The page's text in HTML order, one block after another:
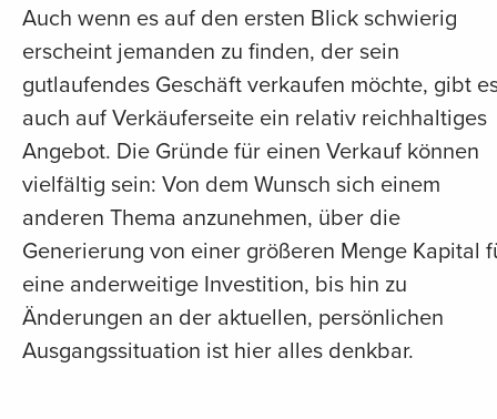
Auch wenn es auf den ersten Blick schwierig
erscheint jemanden zu finden, der sein
gutlaufendes Geschäft verkaufen möchte, gibt
auch auf Verkäuferseite ein relativ reichhaltiges
Angebot. Die Gründe für einen Verkauf können
vielfältig sein: Von dem Wunsch sich einem
anderen Thema anzunehmen, über die
Generierung von einer größeren Menge Kapital
eine anderweitige Investition, bis hin zu
Änderungen an der aktuellen, persönlichen
Ausgangssituation ist hier alles denkbar.